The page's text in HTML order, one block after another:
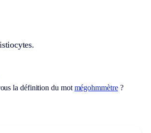
la définition du mot mégohmmètre?